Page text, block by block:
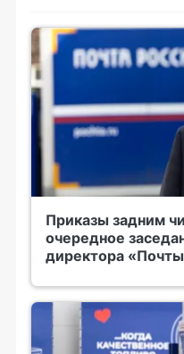
Приказы задним
очередное
директора